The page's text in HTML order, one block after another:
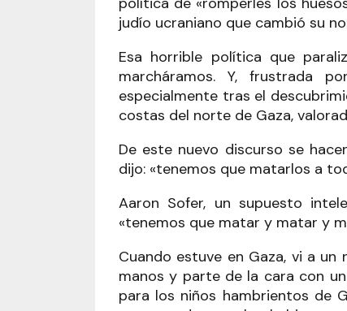
judío ucraniano que cambió su
Esa horrible política que
marcháramos. Y, frustrada
especialmente tras el
costas del norte de Gaza,
De este nuevo discurso se
dijo: «tenemos que matarlos a
Aaron Sofer, un supuesto
«tenemos que matar y matar y
Cuando estuve en Gaza, vi a
manos y parte de la cara con
para los niños hambrientos de